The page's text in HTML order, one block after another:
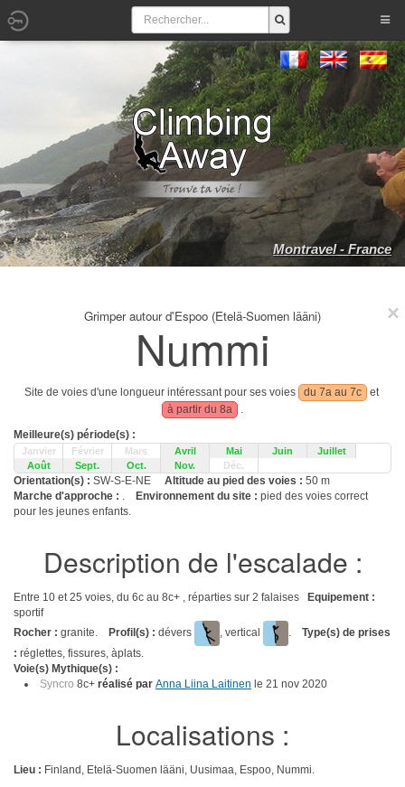
Montravel - France
Grimper autour d'Espoo (Etelä-Suomen lääni)
Nummi
Site de voies d'une longueur intéressant pour ses voies du 7a au 7c
et
à partir du 8a
.
Meilleure(s) période(s) :
Janvier Février Mars Avril Mai Juin
Juillet
Août
Sept. Oct. Nov. Déc.
Orientation(s) : SW-S-E-NE Altitude au pied des voies : 50 m
Marche d'approche : . Environnement du site : pied des voies correct
pour les jeunes enfants.
Description de l'escalade :
Entre 10 et 25 voies, du 6c au 8c+ , réparties sur 2 falaises
Equipement :
sportif
Rocher : granite. Profil(s) : dévers , vertical . Type(s) de prises
: réglettes, fissures, àplats.
Voie(s) Mythique(s) :
Syncro 8c+ réalisé par Anna Liina Laitinen le 21 nov 2020
Localisations :
Lieu : Finland, Etelä-Suomen lääni, Uusimaa, Espoo, Nummi.